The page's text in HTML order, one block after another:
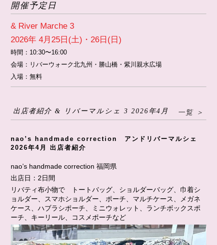
開催予定日
& River Marche 3
2026年 4月25日(土)・26日(日)
時間： 10:30〜16:00
会場： リバーウォーク北九州・勝山橋・紫川親水広場
入場：無料
出店者紹介 & リバーマルシェ 3 2026年4月 一覧 ＞
nao’s handmade correction アンドリバーマルシェ
2026年4月 出店者紹介
nao’s handmade correction 福岡県
出店日：2日間
リバティ布小物で トートバッグ、ショルダーバッグ、巾着シ
ョルダー、スマホショルダー、ポーチ、マルチケース、メガネ
ケース、ハブラシポーチ、ミニウォレット、ランチボックスポ
ーチ、キーリール、コスメポーチなど